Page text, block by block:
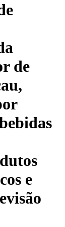
de
e